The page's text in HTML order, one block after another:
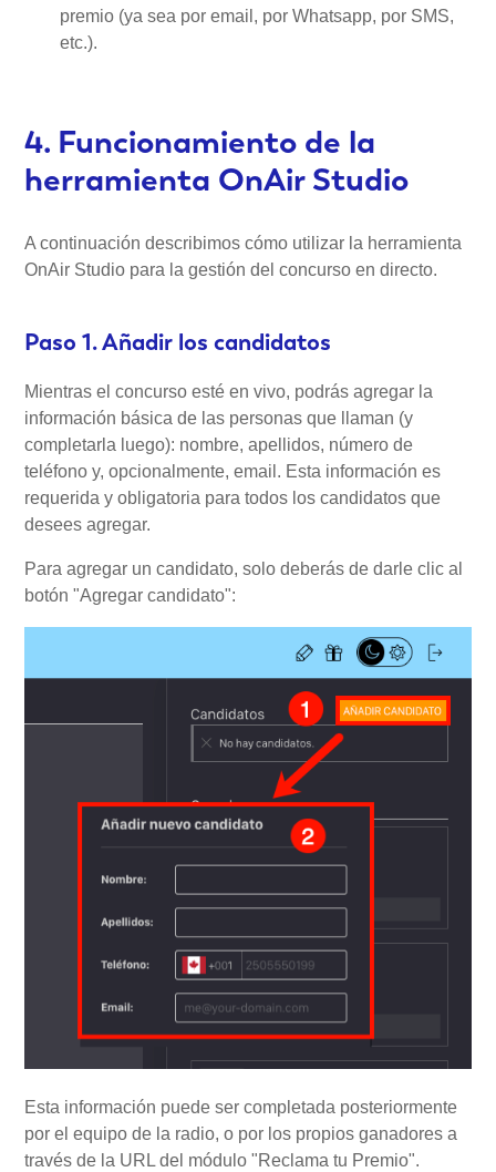
premio (ya sea por email, por Whatsapp, por SMS,
etc.).
4. Funcionamiento de la
herramienta OnAir Studio
A continuación describimos cómo utilizar la herramienta
OnAir Studio para la gestión del concurso en directo.
Paso 1. Añadir los candidatos
Mientras el concurso esté en vivo, podrás agregar la
información básica de las personas que llaman (y
completarla luego): nombre, apellidos, número de
teléfono y, opcionalmente, email. Esta información es
requerida y obligatoria para todos los candidatos que
desees agregar.
Para agregar un candidato, solo deberás de darle clic al
botón "Agregar candidato":
Esta información puede ser completada posteriormente
por el equipo de la radio, o por los propios ganadores a
través de la URL del módulo "Reclama tu Premio".